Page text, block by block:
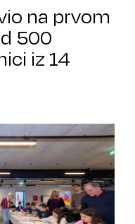
na prvom
500
iz 14